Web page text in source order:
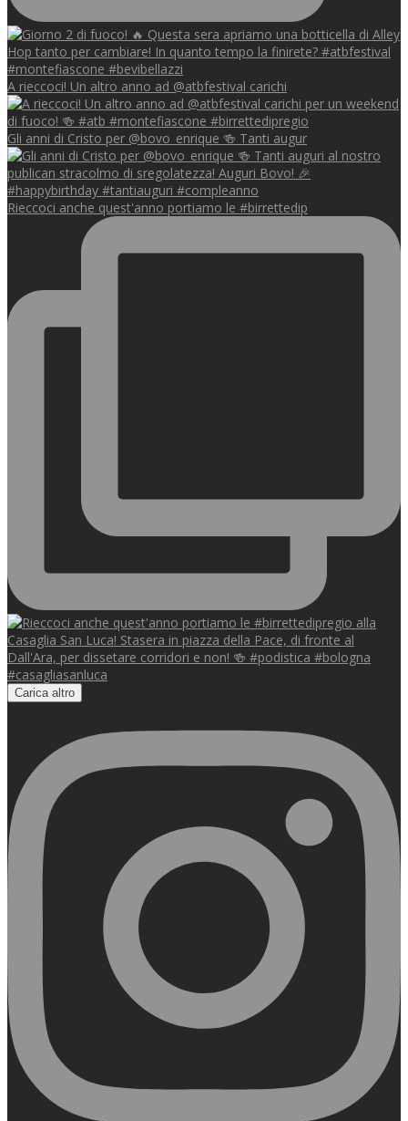
A rieccoci! Un altro anno ad @atbfestival carichi
Gli anni di Cristo per @bovo_enrique 🍻 Tanti augur
Rieccoci anche quest'anno portiamo le #birrettedip
Carica altro